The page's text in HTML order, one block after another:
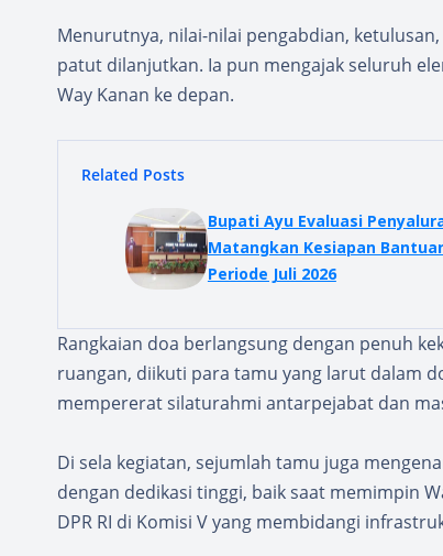
Menurutnya, nilai-nilai pengabdian,
patut dilanjutkan. Ia pun mengajak seluruh
Way Kanan ke depan.
Related Posts
Bupati Ayu Evaluasi
Matangkan Kesiapan
Periode Juli 2026
Rangkaian doa berlangsung dengan penuh
ruangan, diikuti para tamu yang larut dalam
mempererat silaturahmi antarpejabat dan
Di sela kegiatan, sejumlah tamu juga
dengan dedikasi tinggi, baik saat memimpin
DPR RI di Komisi V yang membidangi